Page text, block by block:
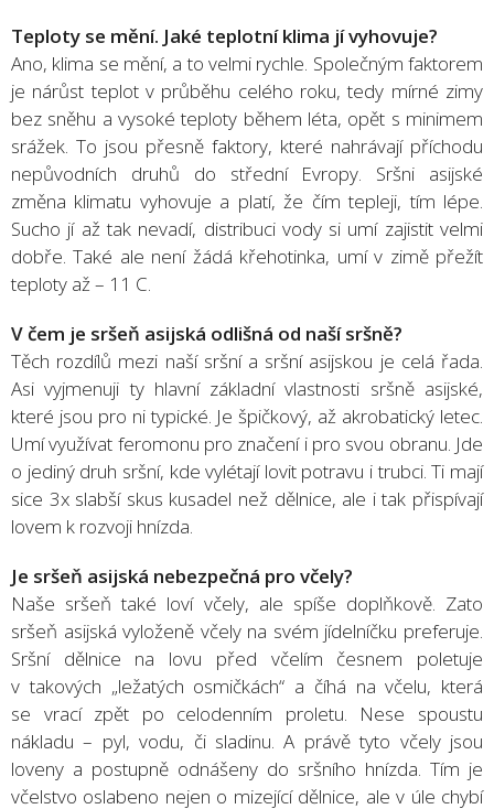
Teploty se mění. Jaké teplotní klima jí vyhovuje?
Ano, klima se mění, a to velmi rychle. Společným faktorem
je nárůst teplot v průběhu celého roku, tedy mírné zimy
bez sněhu a vysoké teploty během léta, opět s minimem
srážek. To jsou přesně faktory, které nahrávají příchodu
nepůvodních druhů do střední Evropy. Sršni asijské
změna klimatu vyhovuje a platí, že čím tepleji, tím lépe.
Sucho jí až tak nevadí, distribuci vody si umí zajistit velmi
dobře. Také ale není žádá křehotinka, umí v zimě přežít
teploty až – 11 C.
V čem je sršeň asijská odlišná od naší sršně?
Těch rozdílů mezi naší sršní a sršní asijskou je celá řada.
Asi vyjmenuji ty hlavní základní vlastnosti sršně asijské,
které jsou pro ni typické. Je špičkový, až akrobatický letec.
Umí využívat feromonu pro značení i pro svou obranu. Jde
o jediný druh sršní, kde vylétají lovit potravu i trubci. Ti mají
sice 3x slabší skus kusadel než dělnice, ale i tak přispívají
lovem k rozvoji hnízda.
Je sršeň asijská nebezpečná pro včely?
Naše sršeň také loví včely, ale spíše doplňkově. Zato
sršeň asijská vyloženě včely na svém jídelníčku preferuje.
Sršní dělnice na lovu před včelím česnem poletuje
v takových „ležatých osmičkách“ a číhá na včelu, která
se vrací zpět po celodenním proletu. Nese spoustu
nákladu – pyl, vodu, či sladinu. A právě tyto včely jsou
loveny a postupně odnášeny do sršního hnízda. Tím je
včelstvo oslabeno nejen o mizející dělnice, ale v úle chybí